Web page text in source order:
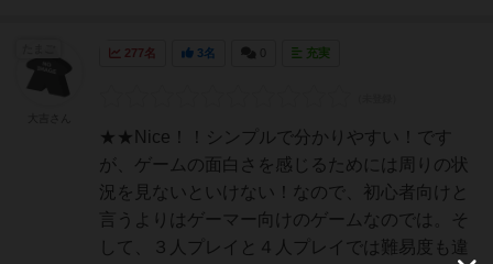
277名 3名 充実
★★Nice！！シンプルで分かりやすい！です
が、ゲームの面白さを感じるためには周りの状
況を見ないといけない！なので、初心者向けと
言うよりはゲーマー向けのゲームなのでは。そ
して、３人プレイと４人プレイでは難易度も違